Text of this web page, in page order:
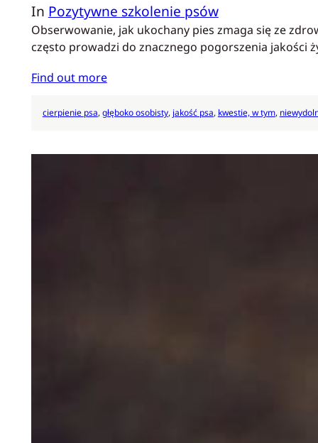
In Pozytywne szkolenie psów
Obserwowanie, jak ukochany pies zmaga się ze
często prowadzi do znacznego pogorszenia jakości
Find out more
cierpienie psa, głęboko osobisty, jakość psa, kwestie, w tym,